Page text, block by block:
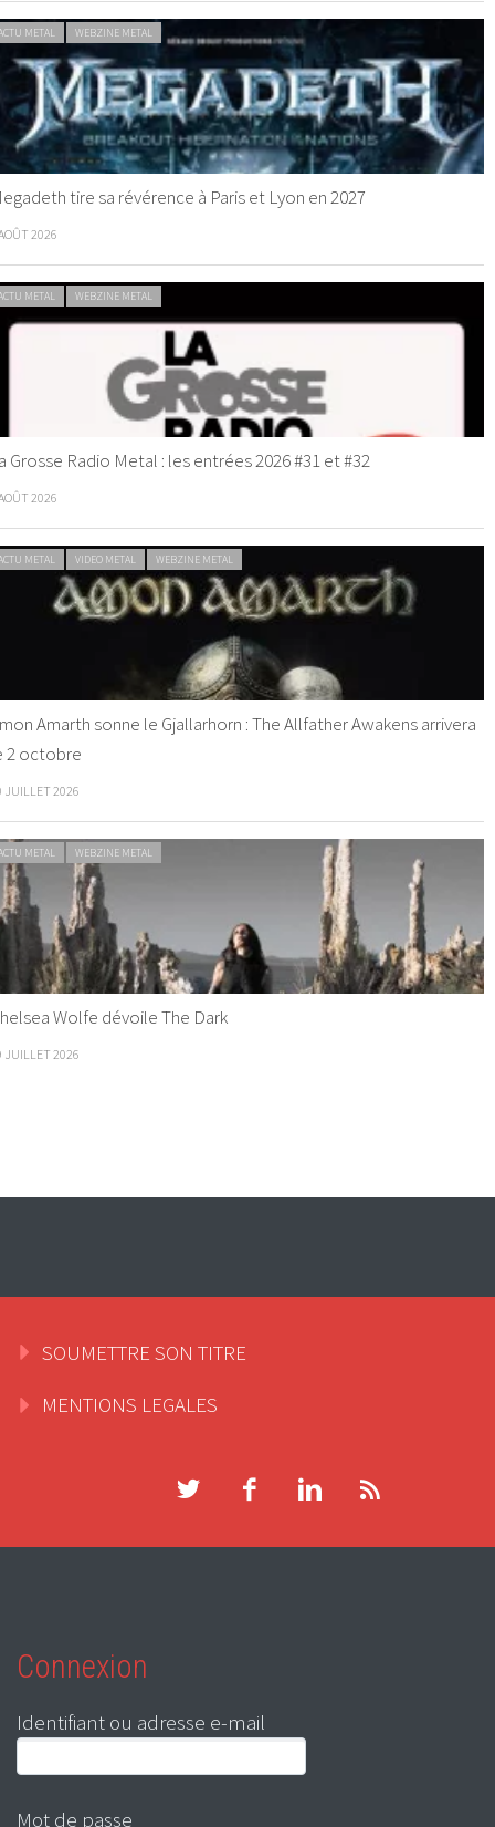
METAL WEBZINE METAL
tire sa révérence à Paris et Lyon en 2027
2026
METAL WEBZINE METAL
Grosse Radio Metal : les entrées 2026 #31 et #32
2026
METAL VIDEO METAL WEBZINE METAL
Amarth sonne le Gjallarhorn : The Allfather Awakens arrivera
2 octobre
JUILLET 2026
METAL WEBZINE METAL
Wolfe dévoile The Dark
JUILLET 2026
SOUMETTRE SON TITRE
MENTIONS LEGALES
Connexion
Identifiant ou adresse e-mail
Mot de passe